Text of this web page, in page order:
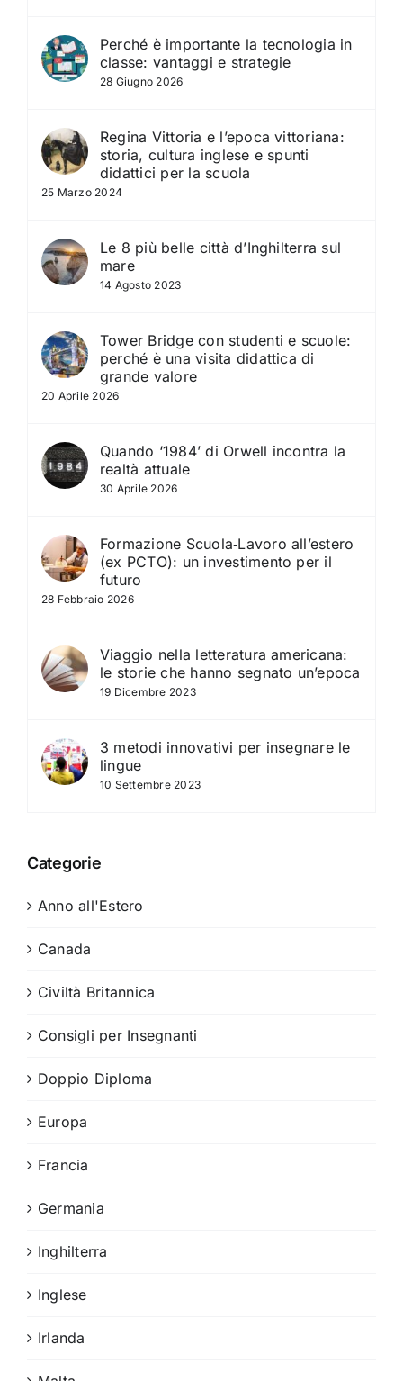
Perché è importante la tecnologia in
classe: vantaggi e strategie
28 Giugno 2026
Regina Vittoria e l’epoca vittoriana:
storia, cultura inglese e spunti
didattici per la scuola
25 Marzo 2024
Le 8 più belle città d’Inghilterra sul
mare
14 Agosto 2023
Tower Bridge con studenti e scuole:
perché è una visita didattica di
grande valore
20 Aprile 2026
Quando ‘1984’ di Orwell incontra la
realtà attuale
30 Aprile 2026
Formazione Scuola‑Lavoro all’estero
(ex PCTO): un investimento per il
futuro
28 Febbraio 2026
Viaggio nella letteratura americana:
le storie che hanno segnato un’epoca
19 Dicembre 2023
3 metodi innovativi per insegnare le
lingue
10 Settembre 2023
Categorie
Anno all'Estero
Canada
Civiltà Britannica
Consigli per Insegnanti
Doppio Diploma
Europa
Francia
Germania
Inghilterra
Inglese
Irlanda